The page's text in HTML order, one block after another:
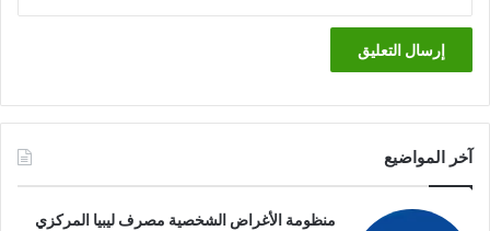
آخر المواضيع
منظومة الأغراض الشخصية مصرف ليبيا المركزي